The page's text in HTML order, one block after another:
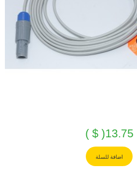
13.75( $ )
اضافة للسلة